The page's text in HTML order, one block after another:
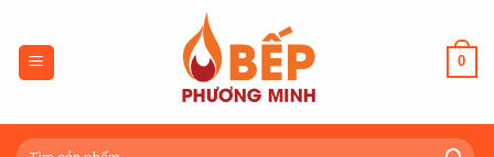
content
0
Tìm